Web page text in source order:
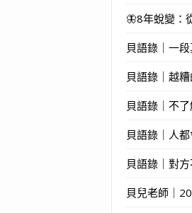
🦋8年蛻變：
貝語錄｜一
貝語錄｜越
貝語錄｜不
貝語錄｜人
貝語錄｜對
貝兒老師｜